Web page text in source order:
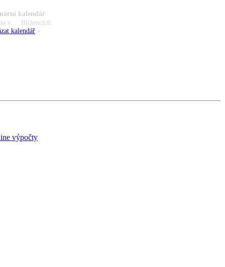
výpočty
kalendář
v
Blížencích
kalendář »